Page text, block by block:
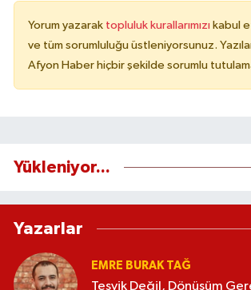
Yorum yazarak topluluk kurallarımızı kabul
ve tüm sorumluluğu üstleniyorsunuz.
Afyon Haber hiçbir şekilde sorumlu
Yükleniyor...
Yazarlar
EMRE BURAK TAĞ
Teşvik Değil, Dönüşüm